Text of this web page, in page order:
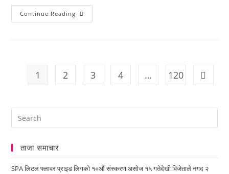
Continue Reading
1 2 3 4 … 120
ताजा समाचार
SPA लिटल फ्लावर प्राइड लिगको १०औं संस्करण असोज १५ गतेदेखी विजेताले नगद २